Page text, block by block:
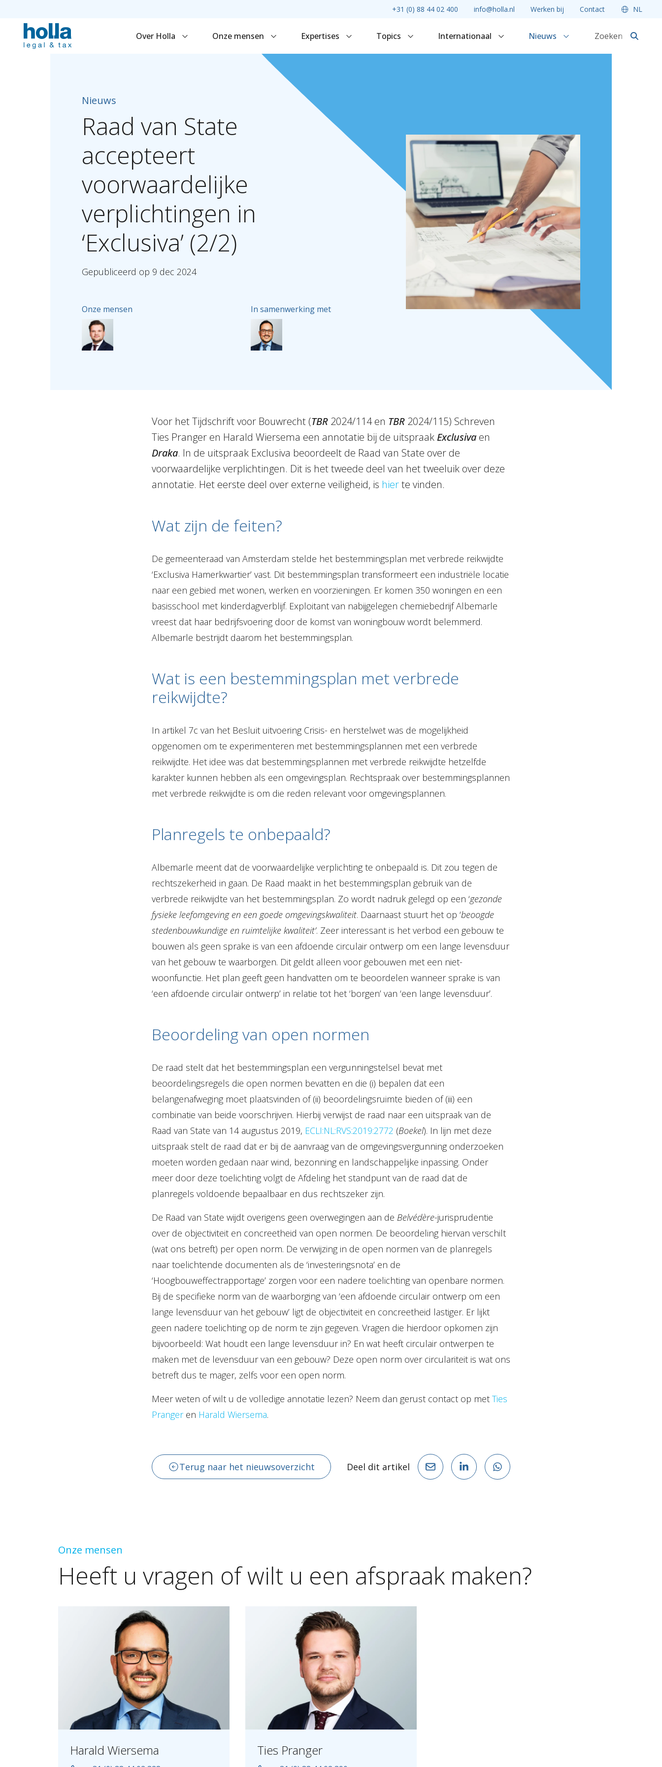
+31 (0) 88 44 02 400 info@holla.nl Werken bij Contact NL
Over Holla Onze mensen Expertises Topics Internationaal Nieuws
Nieuws
Raad van State
accepteert
voorwaardelijke
verplichtingen in
‘Exclusiva’ (2/2)
Gepubliceerd op 9 dec 2024
Onze mensen In samenwerking met
Voor het Tijdschrift voor Bouwrecht (TBR 2024/114 en TBR 2024/115) Schreven
Ties Pranger en Harald Wiersema een annotatie bij de uitspraakExclusiva en
Draka. In de uitspraak Exclusiva beoordeelt de Raad van State over de
voorwaardelijke verplichtingen. Dit is het tweede deel van het tweeluik over deze
annotatie. Het eerste deel over externe veiligheid, is hierte vinden.
Wat zijn de feiten?
De gemeenteraad van Amsterdam stelde het bestemmingsplan met verbrede reikwijdte
‘Exclusiva Hamerkwartier’ vast. Dit bestemmingsplan transformeert een industriële locatie
naar een gebied met wonen, werken en voorzieningen. Er komen 350 woningen en een
basisschool met kinderdagverblijf. Exploitant van nabijgelegen chemiebedrijf Albemarle
vreest dat haar bedrijfsvoering door de komst van woningbouw wordt belemmerd.
Albemarle bestrijdt daarom het bestemmingsplan.
Wat is een bestemmingsplan met verbrede
reikwijdte?
In artikel 7c van het Besluit uitvoering Crisis- en herstelwet was de mogelijkheid
opgenomen om te experimenteren met bestemmingsplannen met een verbrede
reikwijdte. Het idee was dat bestemmingsplannen met verbrede reikwijdte hetzelfde
karakter kunnen hebben als een omgevingsplan. Rechtspraak over bestemmingsplannen
met verbrede reikwijdte is om die reden relevant voor omgevingsplannen.
Planregels te onbepaald?
Albemarle meent dat de voorwaardelijke verplichting te onbepaald is. Dit zou tegen de
rechtszekerheid in gaan. De Raad maakt in het bestemmingsplan gebruik van de
verbrede reikwijdte van het bestemmingsplan. Zo wordt nadruk gelegd op een ‘gezonde
fysieke leefomgeving en een goede omgevingskwaliteit. Daarnaast stuurt het op ‘beoogde
stedenbouwkundige en ruimtelijke kwaliteit’. Zeer interessant is het verbod een gebouw te
bouwen als geen sprake is van een afdoende circulair ontwerp om een lange levensduur
van het gebouw te waarborgen. Dit geldt alleen voor gebouwen met een niet-
woonfunctie. Het plan geeft geen handvatten om te beoordelen wanneer sprake is van
‘een afdoende circulair ontwerp’ in relatie tot het ‘borgen’ van ‘een lange levensduur’.
Beoordeling van open normen
De raad stelt dat het bestemmingsplan een vergunningstelsel bevat met
beoordelingsregels die open normen bevatten en die (i) bepalen dat een
belangenafweging moet plaatsvinden of (ii) beoordelingsruimte bieden of (iii) een
combinatie van beide voorschrijven. Hierbij verwijst de raad naar een uitspraak van de
Raad van State van 14 augustus 2019, ECLI:NL:RVS:2019:2772 (Boekel). In lijn met deze
uitspraak stelt de raad dat er bij de aanvraag van de omgevingsvergunning onderzoeken
moeten worden gedaan naar wind, bezonning en landschappelijke inpassing. Onder
meer door deze toelichting volgt de Afdeling het standpunt van de raad dat de
planregels voldoende bepaalbaar en dus rechtszeker zijn.
De Raad van State wijdt overigens geen overwegingen aan de Belvédère-jurisprudentie
over de objectiviteit en concreetheid van open normen. De beoordeling hiervan verschilt
(wat ons betreft) per open norm. De verwijzing in de open normen van de planregels
naar toelichtende documenten als de ‘investeringsnota’ en de
‘Hoogbouweffectrapportage’ zorgen voor een nadere toelichting van openbare normen.
Bij de specifieke norm van de waarborging van ‘een afdoende circulair ontwerp om een
lange levensduur van het gebouw’ ligt de objectiviteit en concreetheid lastiger. Er lijkt
geen nadere toelichting op de norm te zijn gegeven. Vragen die hierdoor opkomen zijn
bijvoorbeeld: Wat houdt een lange levensduur in? En wat heeft circulair ontwerpen te
maken met de levensduur van een gebouw? Deze open norm over circulariteit is wat ons
betreft dus te mager, zelfs voor een open norm.
Meer weten of wilt u de volledige annotatie lezen? Neem dan gerust contact op met Ties
Prangeren Harald Wiersema.
Terug naar het nieuwsoverzicht Deel dit artikel
Onze mensen
Heeft u vragen ofwilt u een afspraak maken?
Harald Wiersema Ties Pranger